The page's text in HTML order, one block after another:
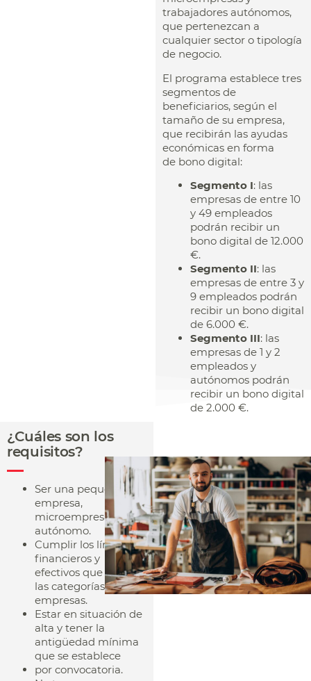
trabajadores autónomos,
que pertenezcan a
cualquier sector o tipología
de negocio.
El programa establece tres
segmentos de
beneficiarios, según el
tamaño de su empresa,
que recibirán las ayudas
económicas en forma
de bono digital:
Segmento I: las
empresas de entre 10
y 49 empleados
podrán recibir un
bono digital de 12.000
€.
Segmento II: las
empresas de entre 3 y
9 empleados podrán
recibir un bono digital
de 6.000 €.
Segmento III: las
empresas de 1 y 2
empleados y
autónomos podrán
recibir un bono digital
de 2.000 €.
¿Cuáles son los
requisitos?
Ser una pequeña
empresa,
microempresa o
autónomo.
Cumplir los límites
financieros y
efectivos que definen
las categorías de
empresas.
Estar en situación de
alta y tener la
antigüedad mínima
que se establece
por convocatoria.